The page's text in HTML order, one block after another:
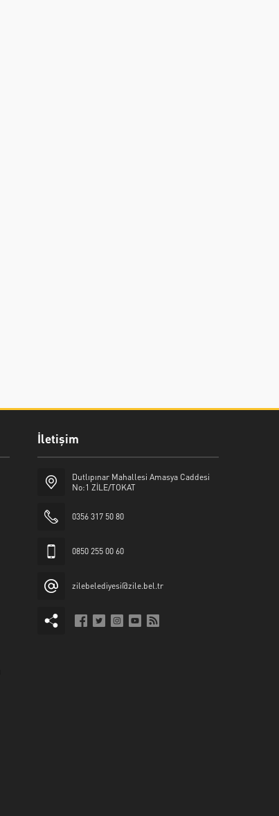
İletişim
Dutlıpınar Mahallesi Amasya Caddesi
No:1 ZİLE/TOKAT
0356 317 50 80
0850 255 00 60
zilebelediyesi@zile.bel.tr